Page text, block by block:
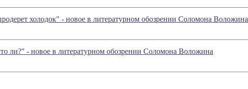
холодок" - новое в литературном обозрении Соломона Воложина
ли?" - новое в литературном обозрении Соломона Воложина